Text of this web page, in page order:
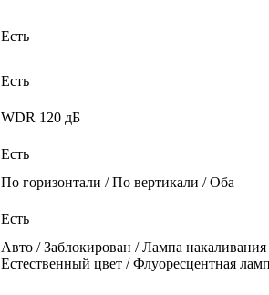
Есть
Есть
WDR 120 дБ
Есть
По горизонтали / По вертикали / Оба
Есть
Авто / Заблокирован / Лампа
Естественный цвет / Флуоресцентная